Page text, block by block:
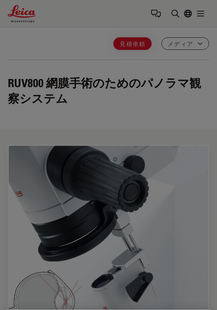
Leica Microsystems Logo
見積依頼 メディア
RUV800網膜手術のためのパノラマ観
察システム